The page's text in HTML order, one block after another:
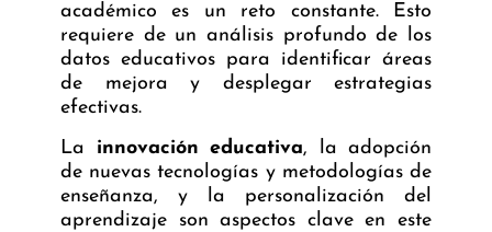
académico es un reto constante. Esto
requiere de un análisis profundo de los
datos educativos para identificar áreas
de mejora y desplegar estrategias
efectivas.
La innovación educativa, la adopción
de nuevas tecnologías y metodologías de
enseñanza, y la personalización del
aprendizaje son aspectos clave en este